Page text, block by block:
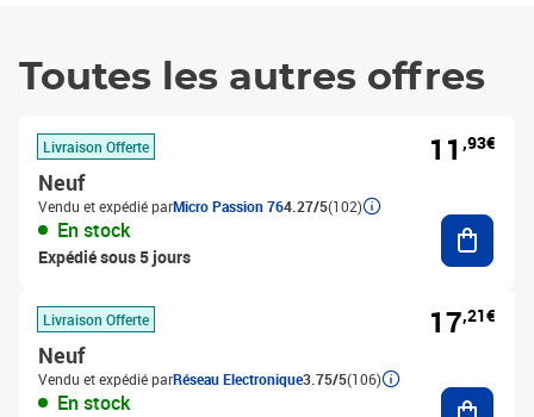
Toutes les autres offres
Livraison Offerte
Neuf
Vendu et expédié parMicro Passion 764.27/5(102)
En stock
Expédié sous 5 jours
11 ,93€
Livraison Offerte
Neuf
Vendu et expédié parRéseau Electronique3.75/5(106)
En stock
17,21€